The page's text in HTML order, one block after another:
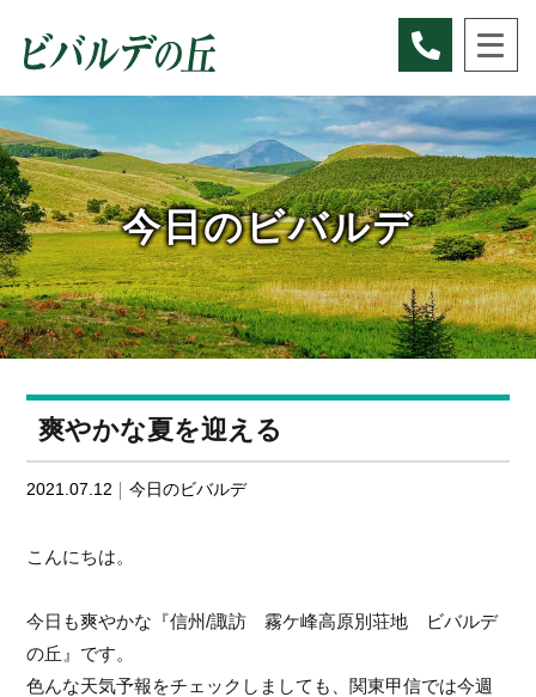
今日のビバルデ
爽やかな夏を迎える
2021.07.12 今日のビバルデ
こんにちは。
今日も爽やかな『信州/諏訪 霧ケ峰高原別荘地 ビバルデ
の丘』です。
色んな天気予報をチェックしましても、関東甲信では今週